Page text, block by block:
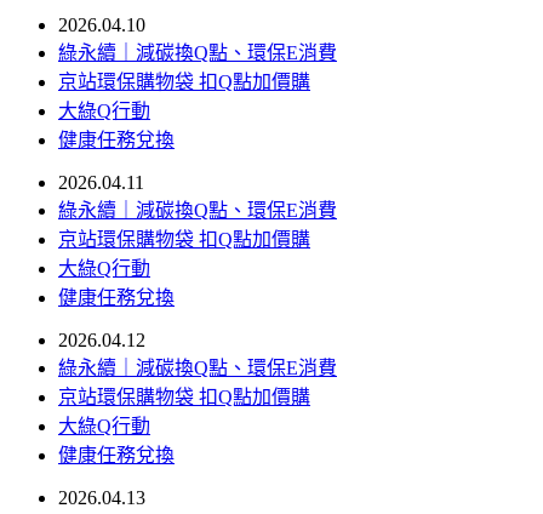
2026.04.10
綠永續｜減碳換Q點、環保E消費
京站環保購物袋 扣Q點加價購
大綠Q行動
健康任務兌換
2026.04.11
綠永續｜減碳換Q點、環保E消費
京站環保購物袋 扣Q點加價購
大綠Q行動
健康任務兌換
2026.04.12
綠永續｜減碳換Q點、環保E消費
京站環保購物袋 扣Q點加價購
大綠Q行動
健康任務兌換
2026.04.13